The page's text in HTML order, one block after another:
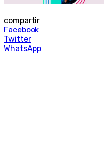
compartir
Facebook
Twitter
WhatsApp